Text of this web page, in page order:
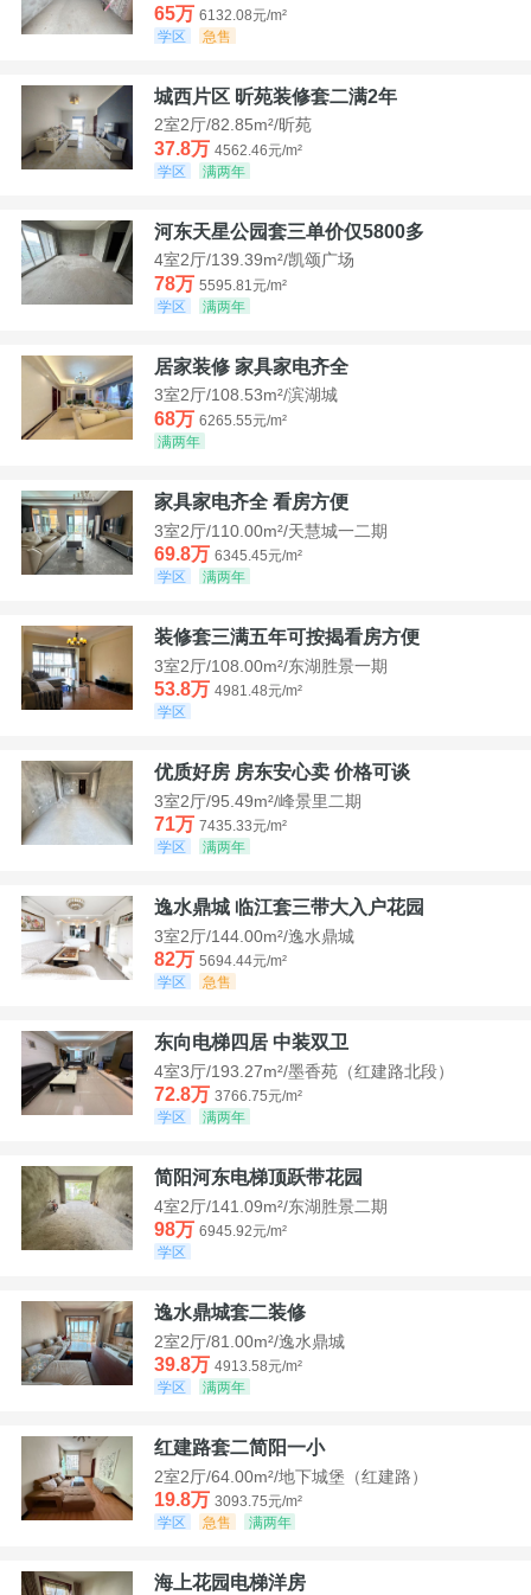
65万 6132.08元/m²
学区
急售
城西片区 昕苑装修套二满2年
2室2厅/82.85m²/昕苑
37.8万 4562.46元/m²
学区
满两年
河东天星公园套三单价仅5800多
4室2厅/139.39m²/凯颂广场
78万 5595.81元/m²
学区
满两年
居家装修 家具家电齐全
3室2厅/108.53m²/滨湖城
68万 6265.55元/m²
满两年
家具家电齐全 看房方便
3室2厅/110.00m²/天慧城一二期
69.8万 6345.45元/m²
学区
满两年
装修套三满五年可按揭看房方便
3室2厅/108.00m²/东湖胜景一期
53.8万 4981.48元/m²
学区
优质好房 房东安心卖 价格可谈
3室2厅/95.49m²/峰景里二期
71万 7435.33元/m²
学区
满两年
逸水鼎城 临江套三带大入户花园
3室2厅/144.00m²/逸水鼎城
82万 5694.44元/m²
学区
急售
东向电梯四居 中装双卫
4室3厅/193.27m²/墨香苑（红建路北段）
72.8万 3766.75元/m²
学区
满两年
简阳河东电梯顶跃带花园
4室2厅/141.09m²/东湖胜景二期
98万 6945.92元/m²
学区
逸水鼎城套二装修
2室2厅/81.00m²/逸水鼎城
39.8万 4913.58元/m²
学区
满两年
红建路套二简阳一小
2室2厅/64.00m²/地下城堡（红建路）
19.8万 3093.75元/m²
学区
急售 满两年
海上花园电梯洋房